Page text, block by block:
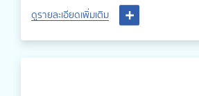
ประสิทธิภาพ
ดูรายละเอียดเพิ่มเติม